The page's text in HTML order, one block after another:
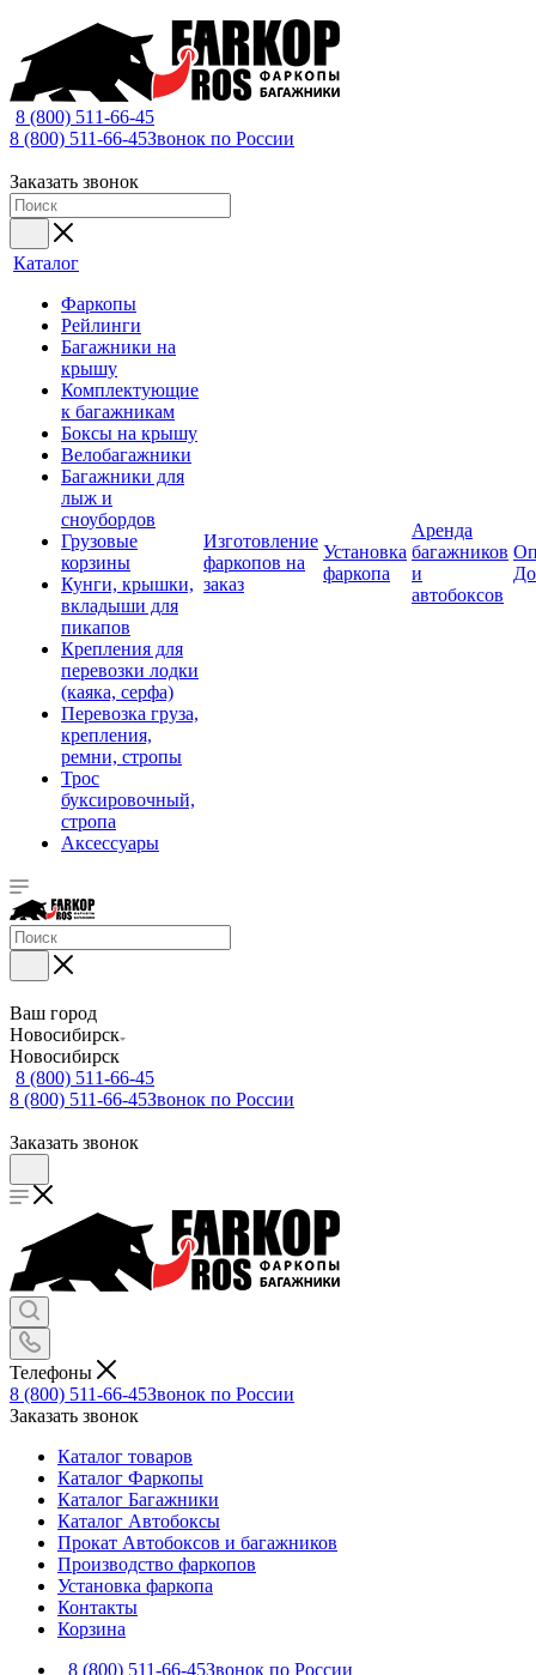
8 (800) 511-66-45
8 (800) 511-66-45Звонок по России
Заказать звонок
Каталог
Фаркопы
Рейлинги
Багажники на
крышу
Комплектующие
к багажникам
Боксы на крышу
Велобагажники
Багажники для
лыж и
сноубордов
Грузовые
корзины
Кунги, крышки,
вкладыши для
пикапов
Крепления для
перевозки лодки
(каяка, серфа)
Перевозка груза,
крепления,
ремни, стропы
Трос
буксировочный,
стропа
Аксессуары
Изготовление
фаркопов на
заказ
Установка
фаркопа
Аренда
багажников
и
автобоксов
Ваш город
Новосибирск
Новосибирск
8 (800) 511-66-45
8 (800) 511-66-45Звонок по России
Заказать звонок
Телефоны
8 (800) 511-66-45Звонок по России
Заказать звонок
Каталог товаров
Каталог Фаркопы
Каталог Багажники
Каталог Автобоксы
Прокат Автобоксов и багажников
Производство фаркопов
Установка фаркопа
Контакты
Корзина
8 (800) 511-66-45Звонок по России